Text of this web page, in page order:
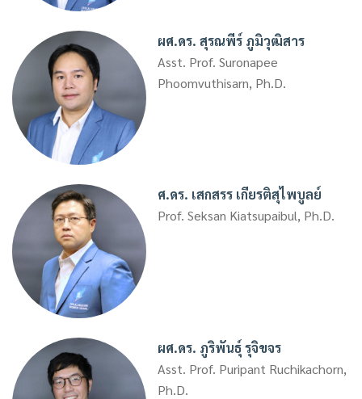
ผศ.ดร. สุรณพีร์ ภูมิวุฒิสาร
Asst. Prof. Suronapee
Phoomvuthisarn, Ph.D.
ศ.ดร. เสกสรร เกียรติสุไพบูลย์
Prof. Seksan Kiatsupaibul, Ph.D.
ผศ.ดร. ภูริพันธุ์ รุจิขจร
Asst. Prof. Puripant Ruchikachorn,
Ph.D.